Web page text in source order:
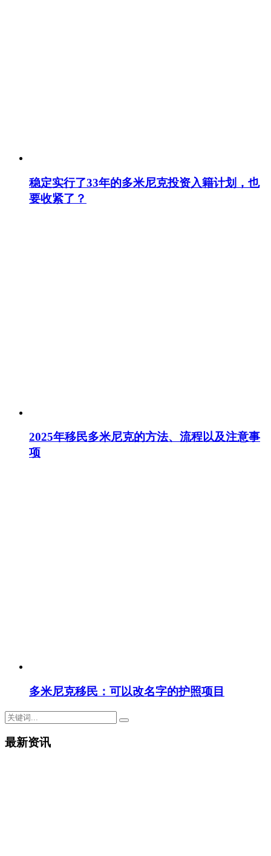
稳定实行了33年的多米尼克投资入籍计划，也
要收紧了？
2025年移民多米尼克的方法、流程以及注意事
项
多米尼克移民：可以改名字的护照项目
最新资讯